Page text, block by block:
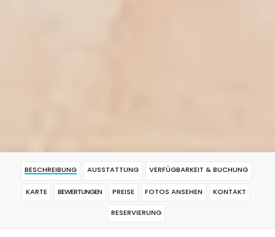
BESCHREIBUNG AUSSTATTUNG VERFÜGBARKEIT & BUCHUNG
KARTE BEWERTUNGEN PREISE FOTOS ANSEHEN KONTAKT
RESERVIERUNG